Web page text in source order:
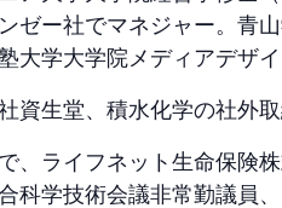
ゼー社でマネジャー。青
大学大学院メディアデザ
資生堂、積水化学の社外
、ライフネット生命保険
科学技術会議非常勤議員